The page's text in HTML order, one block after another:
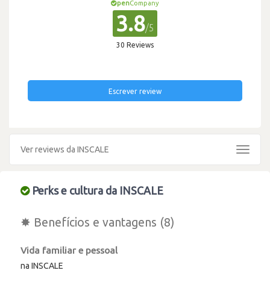
penCompany
3.8/5
30 Reviews
Escrever review
Ver reviews da INSCALE
Toggle
Perks e cultura da INSCALE
✸ Benefícios e vantagens (8)
Vida familiar e pessoal
na INSCALE